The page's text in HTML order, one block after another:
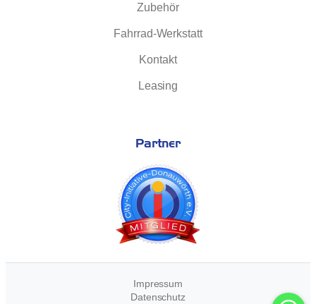
Zubehör
Fahrrad-Werkstatt
Kontakt
Leasing
Partner
Impressum
Datenschutz